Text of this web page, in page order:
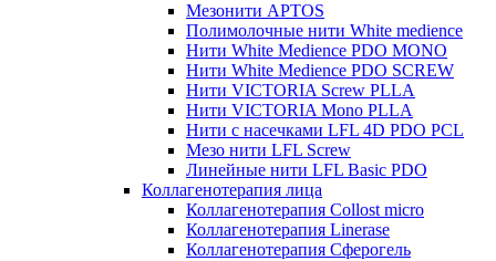
Мезонити APTOS
Полимолочные нити White medience
Нити White Medience PDO MONO
Нити White Medience PDO SCREW
Нити VICTORIA Screw PLLA
Нити VICTORIA Mono PLLA
Нити с насечками LFL 4D PDO PCL
Мезо нити LFL Screw
Линейные нити LFL Basic PDO
Коллагенотерапия лица
Коллагенотерапия Collost micro
Коллагенотерапия Linerase
Коллагенотерапия Сферогель